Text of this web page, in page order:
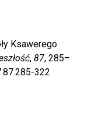
Ksawerego
, 87, 285–
322